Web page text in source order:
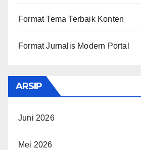
Format Tema Terbaik Konten
Format Jurnalis Modern Portal
ARSIP
Juni 2026
Mei 2026